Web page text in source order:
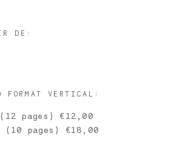
DE:
FORMAT VERTICAL:
pages) €12,00
(10 pages) €18,00